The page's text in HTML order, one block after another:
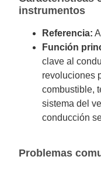
instrumentos
Referencia:
Función
clave al
revoluciones
combustible,
sistema del
conducción
Problemas